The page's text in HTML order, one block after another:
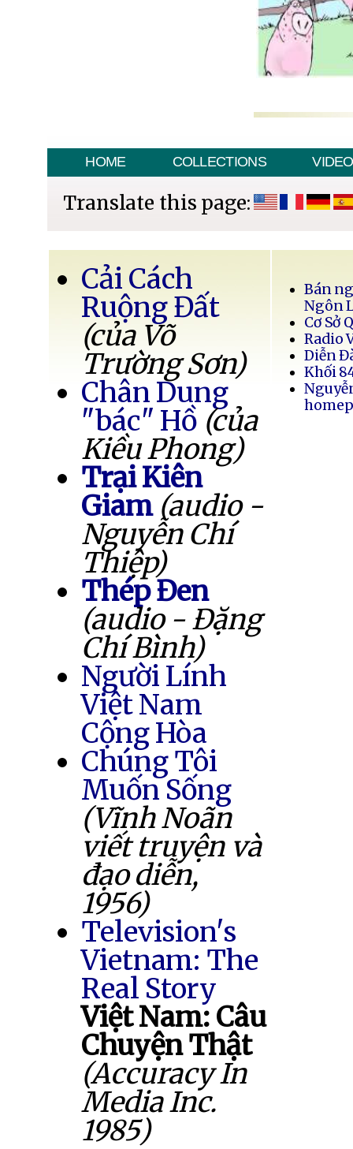
HOME COLLECTIONS VIDEO
Translate this page:
Cải Cách
Ruộng Đất
(của Võ
Trường Sơn)
Chân Dung
"bác" Hồ (của
Kiều Phong)
Trại Kiên
Giam (audio -
Nguyễn Chí
Thiệp)
Thép Đen
(audio - Đặng
Chí Bình)
Người Lính
Việt Nam
Cộng Hòa
Chúng Tôi
Muốn Sống
(Vĩnh Noãn
viết truyện và
đạo diễn,
1956)
Television's
Vietnam: The
Real Story
Việt Nam: Câu
Chuyện Thật
(Accuracy In
Media Inc.
1985)
Bán
Ngôn
Cơ Sở
Radio
Diễn
Khối